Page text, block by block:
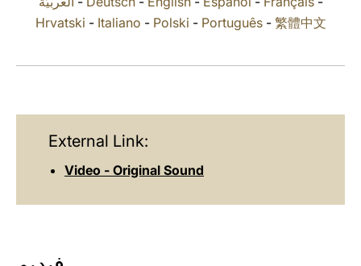
Hrvatski - Italiano - Polski - Português- 繁體中文
External Link:
Video - Original Sound